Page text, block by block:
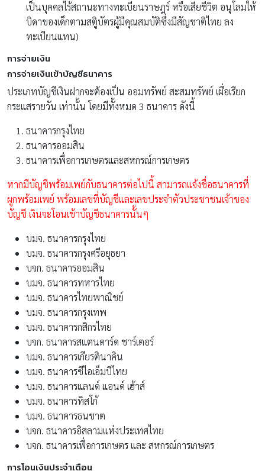
เป็นบุคคลไร้สถานะทางทะเบียนราษฎร์ หรือเสียชีวิต อนุโลมให้
บิดาของเด็กตามสตูิบัตรผู้มีคุณสมบัติซึ่งมีสัญชาติไทย ลง
ทะเบียนแทน)
การจ่ายเงิน
การจ่ายเงินเข้าบัญชีธนาคาร
ประเภทบัญชีเงินฝากจะต้องเป็น ออมทรัพย์ สะสมทรัพย์ เผื่อเรียก
กระแสรายวัน เท่านั้น โดยมีทั้งหมด 3 ธนาคาร ดังนี้
ธนาคารกรุงไทย
ธนาคารออมสิน
ธนาคารเพื่อการเกษตรและสหกรณ์การเกษตร
หากมีบัญชีพร้อมเพย์กับธนาคารต่อไปนี้ สามารถแจ้งชื่อธนาคารที่
ผูกพร้อมเพย์ พร้อมเลขที่บัญชีและเลขประจำตัวประชาชนเจ้าของ
บัญชี เงินจะโอนเข้าบัญชีธนาคารนั้นๆ
บมจ. ธนาคารกรุงไทย
บมจ. ธนาคารกรุงศรีอยุธยา
บจก. ธนาคารออมสิน
บมจ. ธนาคารทหารไทย
บมจ. ธนาคารไทยพาณิชย์
บมจ. ธนาคารกรุงเทพ
บมจ. ธนาคารกสิกรไทย
บจก. ธนาคารสแตนดาร์ด ชาร์เตอร์
บมจ. ธนาคารเกียรตินาคิน
บมจ. ธนาคารซีไอเอ็มบีไทย
บมจ. ธนาคารแลนด์ แอนด์ เฮ้าส์
บมจ. ธนาคารทิสโก้
บมจ. ธนาคารธนชาต
บจก. ธนาคารอิสลามแห่งประเทศไทย
บจก. ธนาคารเพื่อการเกษตร และ สหกรณ์การเกษตร
การโอนเงินประจำเดือน